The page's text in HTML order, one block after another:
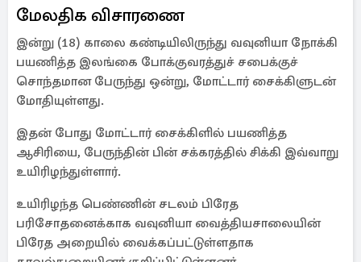
மேலதிக விசாரணை
இன்று (18) காலை கண்டியிலிருந்து வவுனியா நோக்கி
பயணித்த இலங்கை போக்குவரத்துச் சபைக்குச்
சொந்தமான பேருந்து ஒன்று, மோட்டார் சைக்கிளுடன்
மோதியுள்ளது.
இதன் போது மோட்டார் சைக்கிளில் பயணித்த
ஆசிரியை, பேருந்தின் பின் சக்கரத்தில் சிக்கி இவ்வாறு
உயிரிழந்துள்ளார்.
உயிரிழந்த பெண்ணின் சடலம் பிரேத
பரிசோதனைக்காக வவுனியா வைத்தியசாலையின்
பிரேத அறையில் வைக்கப்பட்டுள்ளதாக